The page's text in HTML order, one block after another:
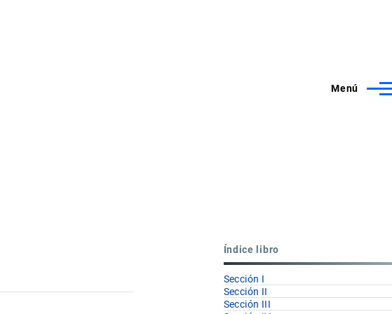
Menú
Índice libro
Sección I
Sección II
Sección III